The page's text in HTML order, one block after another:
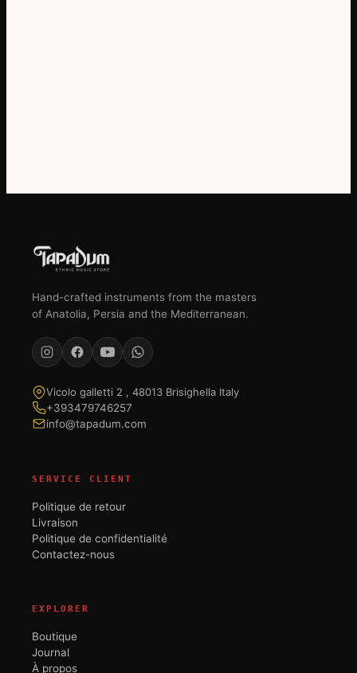
Hand-crafted instruments from the masters
of Anatolia, Persia and the Mediterranean.
Vicolo galletti 2 , 48013 Brisighella Italy
+393479746257
info@tapadum.com
SERVICE CLIENT
Politique de retour
Livraison
Politique de confidentialité
Contactez-nous
EXPLORER
Boutique
Journal
À propos